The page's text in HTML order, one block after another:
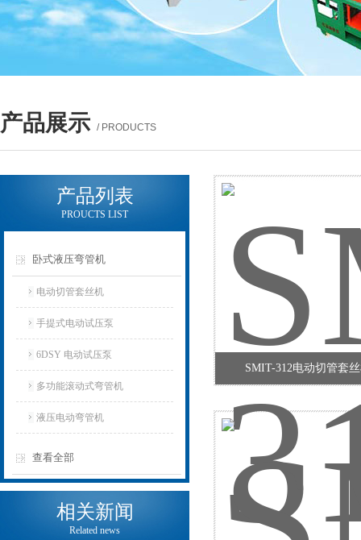
产品展示 / PRODUCTS
产品列表
PROUCTS LIST
卧式液压弯管机
电动切管套丝机
手提式电动试压泵
6DSY 电动试压泵
多功能滚动式弯管机
液压电动弯管机
查看全部
相关新闻
Related news
SMIT-312电动切管套